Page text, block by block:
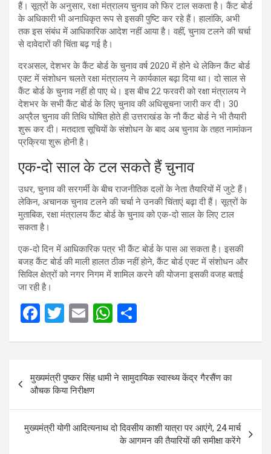
हैं। सूत्रों के अनुसार, रक्षा मंत्रालय चुनाव को फिर टाल सकता है। कैंट बोर्ड
के अधिकारी भी अनाधिकृत रूप से इसकी पुष्टि कर रहे हैं। हालांकि, अभी
तक इस संबंध में आधिकारिक आदेश नहीं आया है। वहीं, चुनाव टलने की चर्चा
से दावेदारों की चिंता बढ़ गई है।
दरअसल, देशभर के कैंट बोर्ड के चुनाव वर्ष 2020 में होने थे लेकिन कैंट बोर्ड
एक्ट में संशोधन चलते रक्षा मंत्रालय ने कार्यकाल बढ़ा दिया था। दो साल से
कैंट बोर्ड के चुनाव नहीं हो पाए थे। इस बीच 22 फरवरी को रक्षा मंत्रालय ने
देशभर के सभी कैंट बोर्ड के लिए चुनाव की अधिसूचना जारी कर दी। 30
अप्रैल चुनाव की तिथि घोषित होते ही उत्तराखंड के नौ कैंट बोर्ड ने भी तैयारी
शुरू कर दी। मतदाता सूचियों के संशोधन के बाद अब चुनाव के तहत नामांकन
प्रक्रिया शुरू होनी है।
एक-दो साल के टल सकते हैं चुनाव
उधर, चुनाव की सरगर्मी के बीच राजनीतिक दलों के नेता तैयारियों में जुटे हैं।
लेकिन, अचानक चुनाव टलने की चर्चा ने उनकी चिंताएं बढ़ा दी हैं। सूत्रों के
मुताबिक, रक्षा मंत्रालय कैंट बोर्ड के चुनाव को एक-दो साल के लिए टाल
सकता है।
एक-दो दिन में आधिकारिक पत्र भी कैंट बोर्ड के पास आ सकता है। इसकी
बजह कैंट बोर्ड की माली हालत ठीक नहीं होने, कैंट बोर्ड एक्ट में संशोधन और
सिविल क्षेत्रों को नगर निगम में शामिल करने की योजना इसकी वजह बताई
जा रही है।
F
b
o
o
k
T
er
E
W
s
p
p
e
navigation
मुख्यमंत्री पुष्कर सिंह धामी ने सामुदायिक स्वास्थ्य केंद्र गैरसैंण का
औचक किया निरीक्षण
मुख्यमंत्री योगी आदित्यनाथ दो दिवसीय काशी यात्रा पर आएंगे, 24 मार्च
के आगमन की तैयारियों की समीक्षा करेंगे